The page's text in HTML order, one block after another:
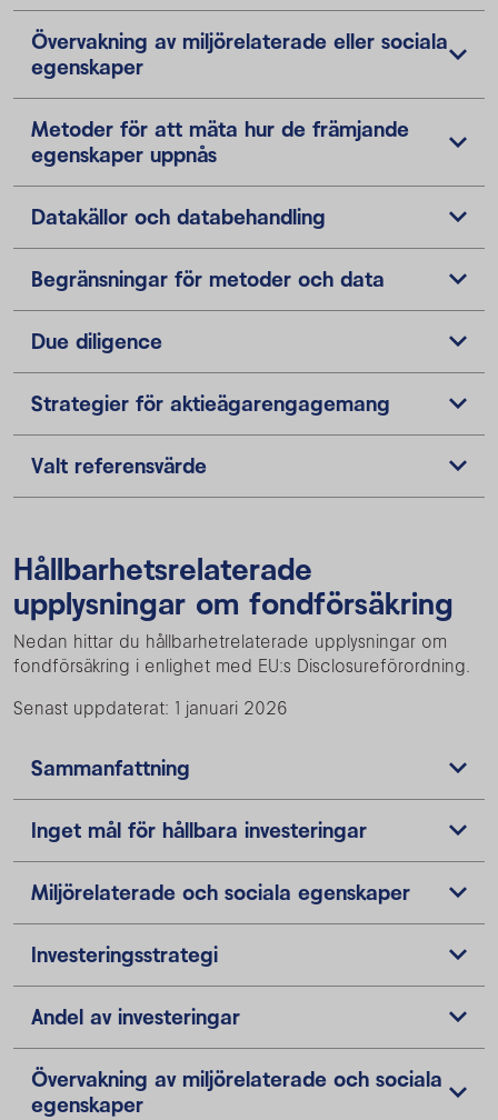
Övervakning av miljörelaterade eller sociala
egenskaper
Metoder för att mäta hur de främjande
egenskaper uppnås
Datakällor och databehandling
Begränsningar för metoder och data
Due diligence
Strategier för aktieägarengagemang
Valt referensvärde
Hållbarhetsrelaterade
upplysningar om fondförsäkring
Nedan hittar du hållbarhetrelaterade upplysningar om
fondförsäkring i enlighet med EU:s Disclosureförordning.
Senast uppdaterat: 1 januari 2026
Sammanfattning
Inget mål för hållbara investeringar
Miljörelaterade och sociala egenskaper
Investeringsstrategi
Andel av investeringar
Övervakning av miljörelaterade och sociala
egenskaper